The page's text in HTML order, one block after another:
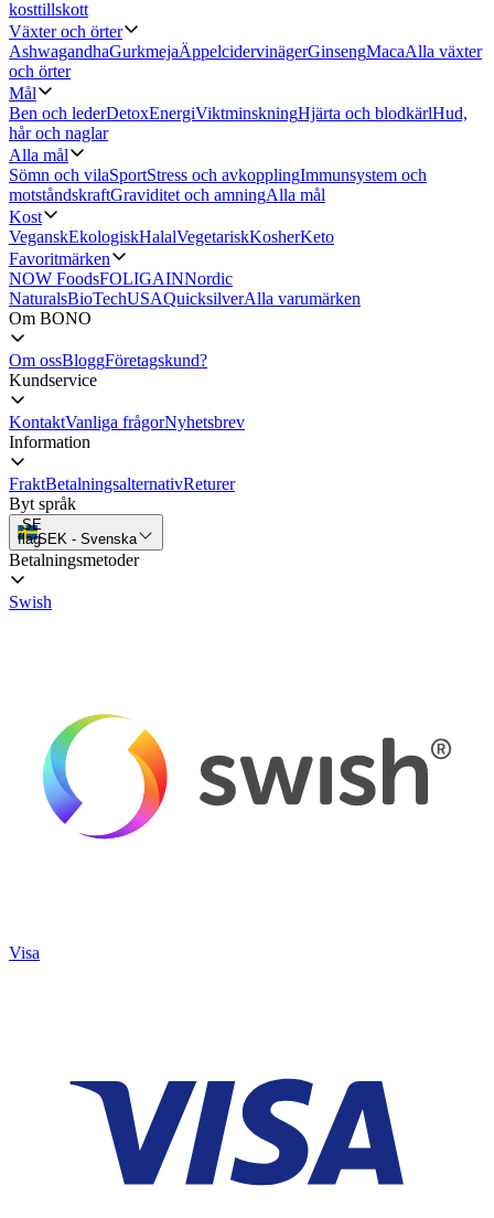
kosttillskott
Växter och örter
AshwagandhaGurkmejaÄppelcidervinägerGinsengMacaAlla växter
och örter
Mål
Ben och lederDetoxEnergiViktminskningHjärta och blodkärlHud,
hår och naglar
Alla mål
Sömn och vilaSportStress och avkopplingImmunsystem och
motståndskraftGraviditet och amningAlla mål
Kost
VeganskEkologiskHalalVegetariskKosherKeto
Favoritmärken
NOW FoodsFOLIGAINNordic
NaturalsBioTechUSAQuicksilverAlla varumärken
Om BONO
Om ossBloggFöretagskund?
Kundservice
KontaktVanliga frågorNyhetsbrev
Information
FraktBetalningsalternativReturer
Byt språk
SE
flagSEK - Svenska
Betalningsmetoder
Swish
Visa